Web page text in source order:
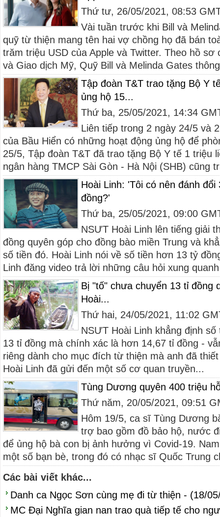
Thứ tư, 26/05/2021, 08:53
Vài tuần trước khi Bill và
quỹ từ thiện mang tên hai vợ chồng họ đã bán
trăm triệu USD của Apple và Twitter. Theo hồ sơ
và Giao dịch Mỹ, Quỹ Bill và Melinda Gates
Tập đoàn T&T trao tặng Bộ Y
ủng hộ 15...
Thứ ba, 25/05/2021, 14:34
Liên tiếp trong 2 ngày 24/5 và
của Bầu Hiển có những hoạt động ủng hộ để
25/5, Tập đoàn T&T đã trao tặng Bộ Y tế 1 triệu
ngân hàng TMCP Sài Gòn - Hà Nội (SHB) cũng
Hoài Linh: 'Tôi có nên đánh
đồng?'
Thứ ba, 25/05/2021, 09:00
NSƯT Hoài Linh lên tiếng giải
đồng quyên góp cho đồng bào miền Trung và
số tiền đó. Hoài Linh nói về số tiền hơn 13 tỷ
Linh đăng video trả lời những câu hỏi xung
Bị "tố" chưa chuyển 13 tỉ đồng
Hoài...
Thứ hai, 24/05/2021, 11:02
NSƯT Hoài Linh khẳng định
13 tỉ đồng mà chính xác là hơn 14,67 tỉ đồng -
riêng dành cho mục đích từ thiện mà anh đã
Hoài Linh đã gửi đến một số cơ quan truyền...
Tùng Dương quyên 400 triệu
Thứ năm, 20/05/2021, 09:51
Hôm 19/5, ca sĩ Tùng Dương
trợ bao gồm đồ bảo hộ, nước
để ủng hộ bà con bị ảnh hưởng vì Covid-19.
một số bạn bè, trong đó có nhạc sĩ Quốc Trung
Các bài viết khác...
Danh ca Ngọc Sơn cùng mẹ đi từ thiện - (18/
MC Đại Nghĩa gian nan trao quà tiếp tế cho